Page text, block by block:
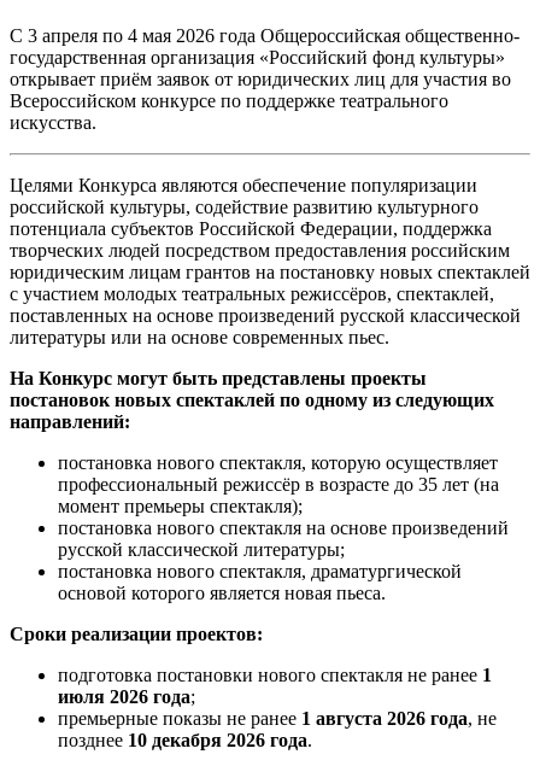
С 3 апреля по 4 мая 2026 года Общероссийская общественно-
государственная организация «Российский фонд культуры»
открывает приём заявок от юридических лиц для участия во
Всероссийском конкурсе по поддержке театрального
искусства.
Целями Конкурса являются обеспечение популяризации
российской культуры, содействие развитию культурного
потенциала субъектов Российской Федерации, поддержка
творческих людей посредством предоставления российским
юридическим лицам грантов на постановку новых спектаклей
с участием молодых театральных режиссёров, спектаклей,
поставленных на основе произведений русской классической
литературы или на основе современных пьес.
На Конкурс могут быть представлены проекты
постановок новых спектаклей по одному из следующих
направлений:
постановка нового спектакля, которую осуществляет
профессиональный режиссёр в возрасте до 35 лет (на
момент премьеры спектакля);
постановка нового спектакля на основе произведений
русской классической литературы;
постановка нового спектакля, драматургической
основой которого является новая пьеса.
Сроки реализации проектов:
подготовка постановки нового спектакля не ранее 1
июля 2026 года;
премьерные показы не ранее 1 августа 2026 года, не
позднее 10 декабря 2026 года.